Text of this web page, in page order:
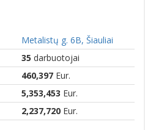
Metalistų g. 6B, Šiauliai
35 darbuotojai
460,397 Eur.
5,353,453 Eur.
2,237,720 Eur.